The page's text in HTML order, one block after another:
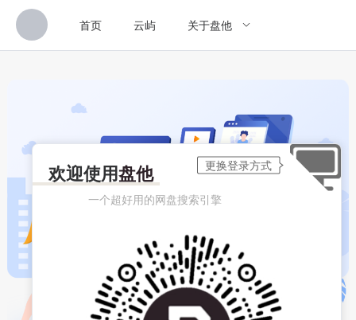
首页 云屿 关于盘他
欢迎使用盘他
一个超好用的网盘搜索引擎